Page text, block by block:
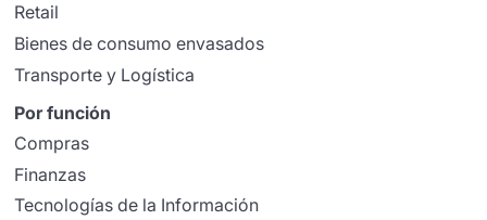
Retail
Bienes de consumo envasados
Transporte y Logística
Por función
Compras
Finanzas
Tecnologías de la Información